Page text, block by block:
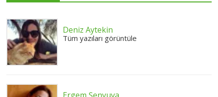
Deniz Aytekin
Tüm yazıları görüntüle